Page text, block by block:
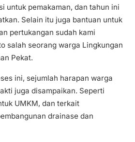
untuk pemakaman, dan tahun ini
Selain itu juga bantuan untuk
pertukangan sudah kami
salah seorang warga Lingkungan
Pekat.
ini, sejumlah harapan warga
juga disampaikan. Seperti
UMKM, dan terkait
drainase dan